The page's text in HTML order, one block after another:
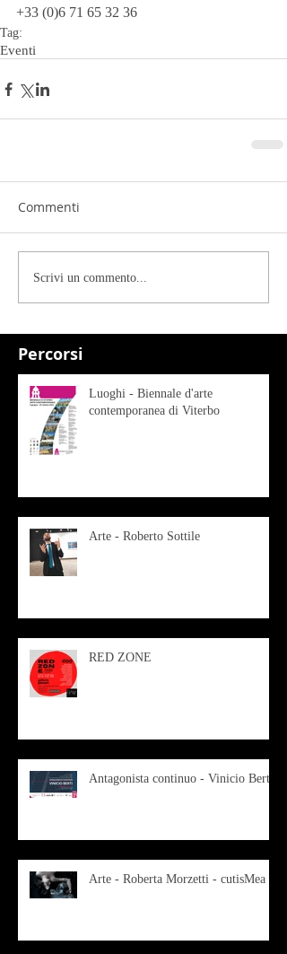
Percorsi
+33 (0)6 71 65 32 36
Tag:
Eventi
Commenti
Scrivi un commento...
Luoghi - Biennale d'arte
contemporanea di Viterbo
Arte - Roberto Sottile
RED ZONE
Antagonista continuo - Vinicio Berti
Arte - Roberta Morzetti - cutisMea